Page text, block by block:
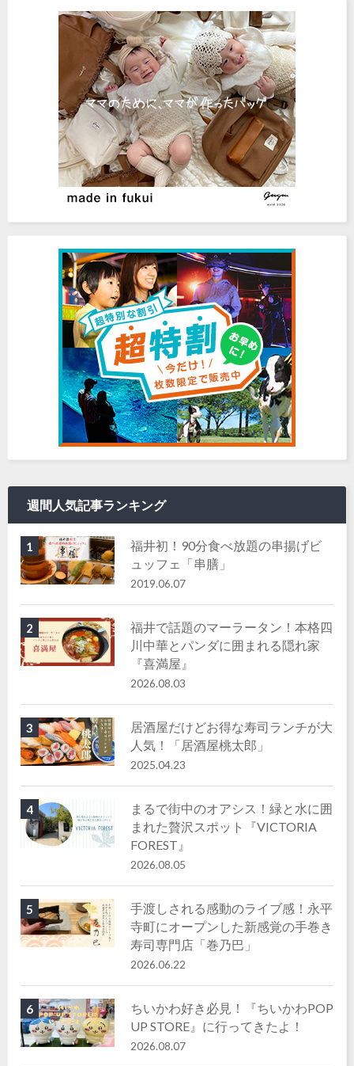
週間人気記事ランキング
1
福井初！90分食べ放題の串揚げビ
ュッフェ「串膳」
2019.06.07
2
福井で話題のマーラータン！本格四
川中華とパンダに囲まれる隠れ家
『喜満屋』
2026.08.03
3
居酒屋だけどお得な寿司ランチが大
人気！「居酒屋桃太郎」
2025.04.23
4
まるで街中のオアシス！緑と水に囲
まれた贅沢スポット『VICTORIA
FOREST』
2026.08.05
5
手渡しされる感動のライブ感！永平
寺町にオープンした新感覚の手巻き
寿司専門店「巻乃巴」
2026.06.22
6
ちいかわ好き必見！『ちいかわPOP
UP STORE』に行ってきたよ！
2026.08.07